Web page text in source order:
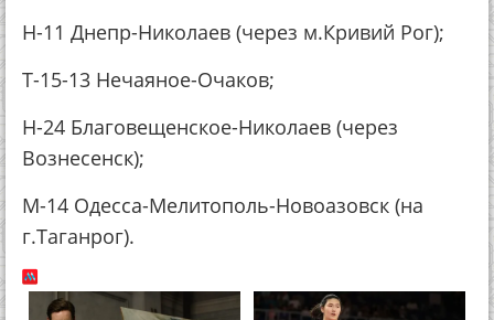
Н-11 Днепр-Николаев (через м.Кривий Рог);
Т-15-13 Нечаяное-Очаков;
Н-24 Благовещенское-Николаев (через
Вознесенск);
М-14 Одесса-Мелитополь-Новоазовск (на
г.Таганрог).